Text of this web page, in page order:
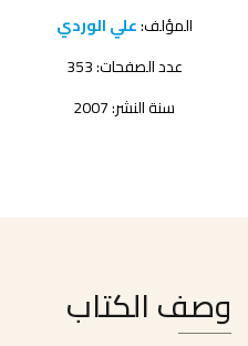
المؤلف:علي الوردي
عدد الصفحات: 353
سنة النشر: 2007
وصف الكتاب